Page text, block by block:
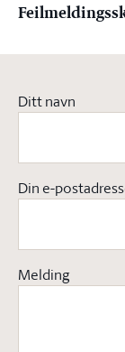
Ditt navn
Din e-
Melding